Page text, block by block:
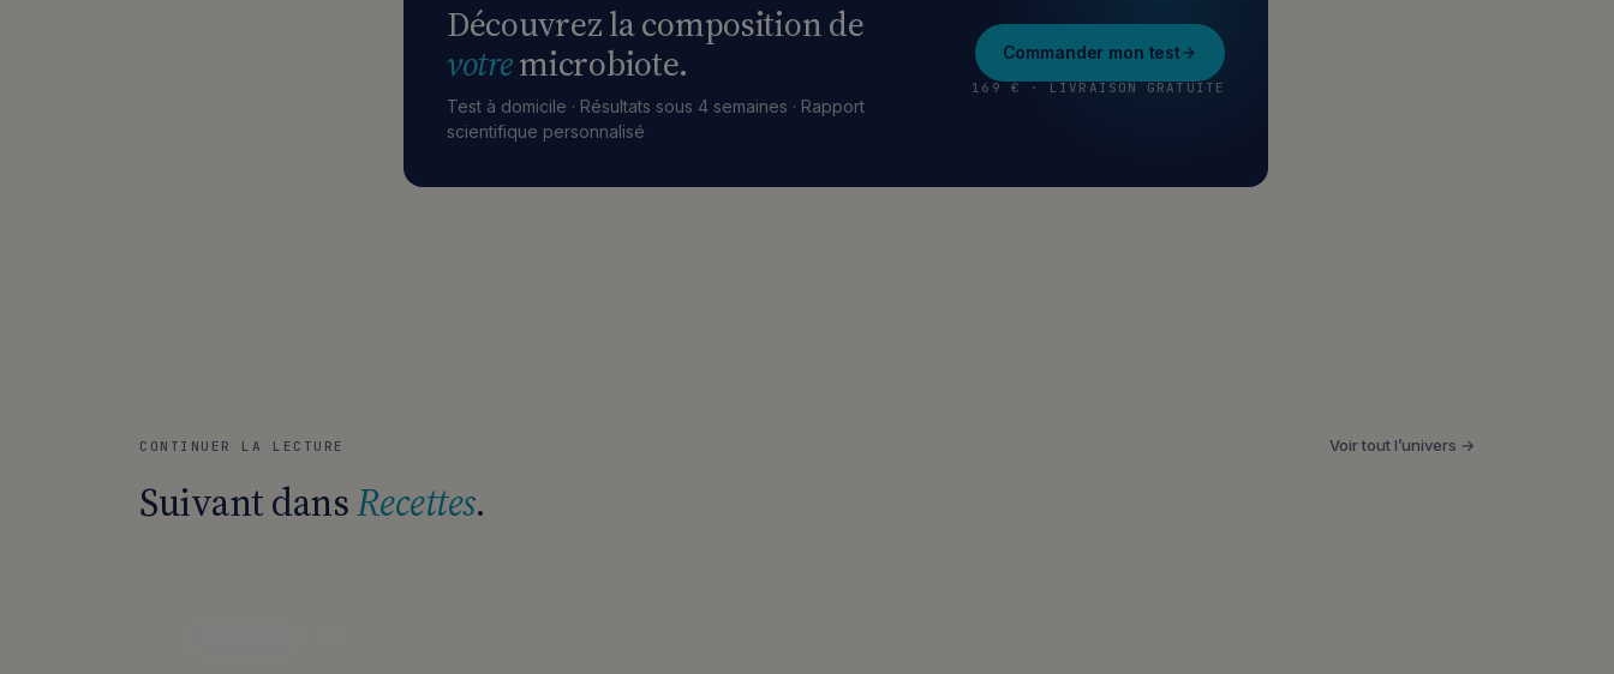
Découvrez la composition de
votremicrobiote.
Test à domicile · Résultats sous 4 semaines · Rapport
scientifique personnalisé
Commander mon test
169 € · LIVRAISON GRATUITE
CONTINUER LA LECTURE Voir tout l’univers →
Suivant dansRecettes.